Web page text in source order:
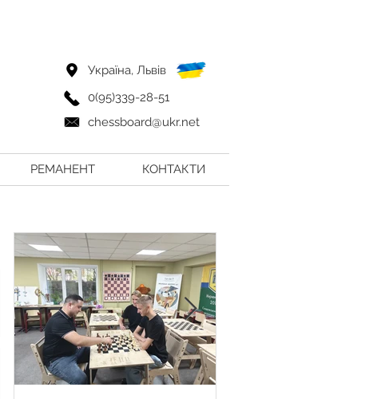
Україна, Львів
0(95)339-28-51
chessboard@ukr.net
РЕМАНЕНТ КОНТАКТИ